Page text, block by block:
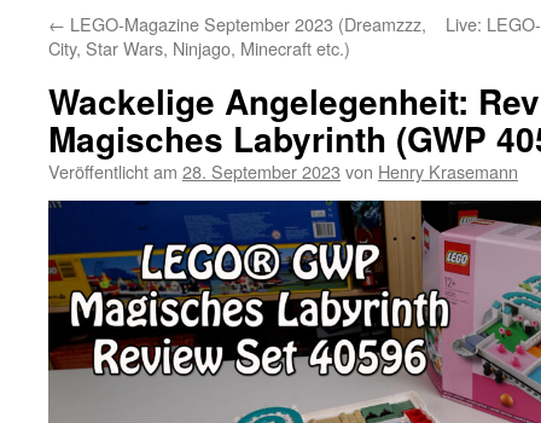
← LEGO-Magazine September 2023 (Dreamzzz,
City, Star Wars, Ninjago, Minecraft etc.)
Live:
Wackelige Angelegenheit:
Magisches Labyrinth (GWP
Veröffentlicht am 28. September 2023 von Henry Krasemann